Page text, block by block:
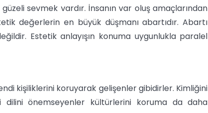
sevmek vardır. İnsanın var oluş amaçlarından
değerlerin en büyük düşmanı abartıdır. Abartı
Estetik anlayışın konuma uygunlukla paralel
kişiliklerini koruyarak gelişenler gibidirler. Kimliğini
dilini önemseyenler kültürlerini koruma da daha